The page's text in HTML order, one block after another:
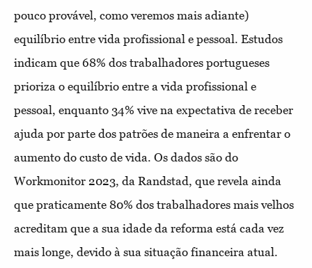
pouco provável, como veremos mais adiante)
equilíbrio entre vida profissional e pessoal. Estudos
indicam que 68% dos trabalhadores portugueses
prioriza o equilíbrio entre a vida profissional e
pessoal, enquanto 34% vive na expectativa de receber
ajuda por parte dos patrões de maneira a enfrentar o
aumento do custo de vida. Os dados são do
Workmonitor 2023, da Randstad, que revela ainda
que praticamente 80% dos trabalhadores mais velhos
acreditam que a sua idade da reforma está cada vez
mais longe, devido à sua situação financeira atual.